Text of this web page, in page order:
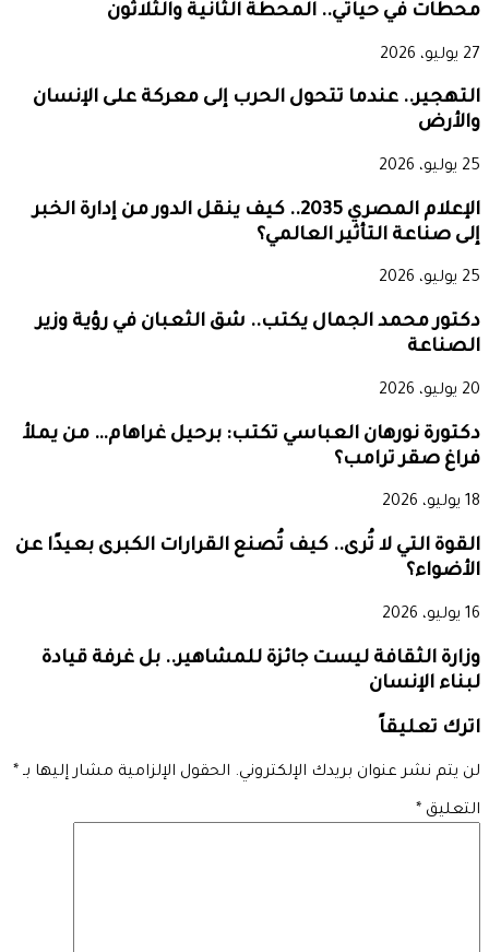
محطات في حياتي.. المحطة الثانية والثلاثون
27 يوليو، 2026
التهجير.. عندما تتحول الحرب إلى معركة على الإنسان
والأرض
25 يوليو، 2026
الإعلام المصري 2035.. كيف ينقل الدور من إدارة الخبر
إلى صناعة التأثير العالمي؟
25 يوليو، 2026
دكتور محمد الجمال يكتب.. شق الثعبان في رؤية وزير
الصناعة
20 يوليو، 2026
دكتورة نورهان العباسي تكتب: برحيل غراهام… من يملأ
فراغ صقر ترامب؟
18 يوليو، 2026
القوة التي لا تُرى.. كيف تُصنع القرارات الكبرى بعيدًا عن
الأضواء؟
16 يوليو، 2026
وزارة الثقافة ليست جائزة للمشاهير.. بل غرفة قيادة
لبناء الإنسان
اترك تعليقاً
لن يتم نشر عنوان بريدك الإلكتروني. الحقول الإلزامية مشار إليها بـ *
التعليق *